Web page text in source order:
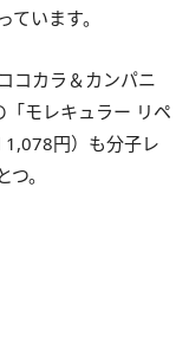
います。
コカラ＆カンパニ
モレキュラー リペ
円）も分子レ
。